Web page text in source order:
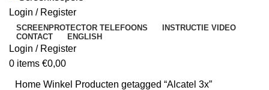
Login / Register
SCREENPROTECTOR TELEFOONS
INSTRUCTIE VIDEO
CONTACT
ENGLISH
Login / Register
0 items €0,00
Home Winkel Producten getagged “Alcatel 3x”